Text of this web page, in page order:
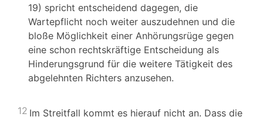
19) spricht entscheidend dagegen, die
Wartepflicht noch weiter auszudehnen und die
bloße Möglichkeit einer Anhörungsrüge gegen
eine schon rechtskräftige Entscheidung als
Hinderungsgrund für die weitere Tätigkeit des
abgelehnten Richters anzusehen.
12 Im Streitfall kommt es hierauf nicht an. Dass die